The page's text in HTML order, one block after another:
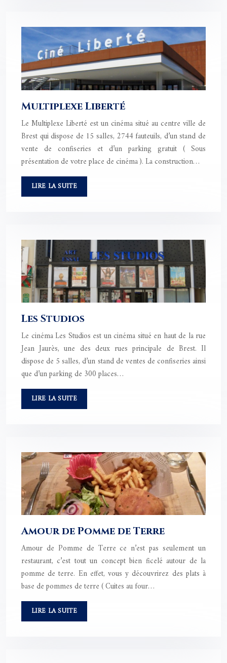
Multiplexe Liberté
Le Multiplexe Liberté est un cinéma situé au centre ville de
Brest qui dispose de 15 salles, 2744 fauteuils, d’un stand de
vente de confiseries et d’un parking gratuit ( Sous
présentation de votre place de cinéma ). La construction…
LIRE LA SUITE
Les Studios
Le cinéma Les Studios est un cinéma situé en haut de la rue
Jean Jaurès, une des deux rues principale de Brest. Il
dispose de 5 salles, d’un stand de ventes de confiseries ainsi
que d’un parking de 300 places…
LIRE LA SUITE
Amour de Pomme de Terre
Amour de Pomme de Terre ce n’est pas seulement un
restaurant, c’est tout un concept bien ficelé autour de la
pomme de terre. En effet, vous y découvrirez des plats à
base de pommes de terre ( Cuites au four…
LIRE LA SUITE